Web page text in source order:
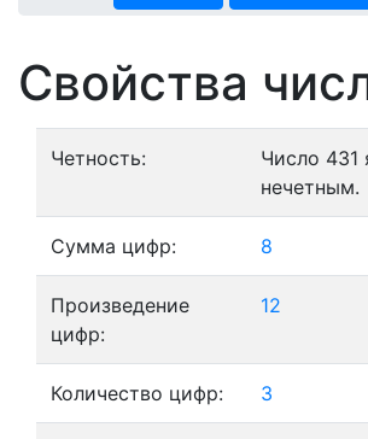
Свойства
Четность:
Число 431
нечетным.
Сумма цифр: 8
Произведение
цифр:
12
Количество цифр: 3